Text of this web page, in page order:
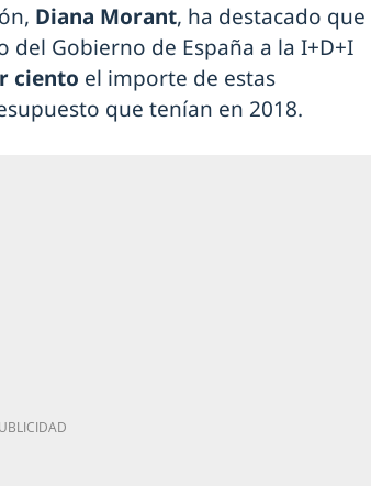
Diana Morant, ha destacado que
Gobierno de España a la I+D+I
ciento el importe de estas
que tenían en 2018.